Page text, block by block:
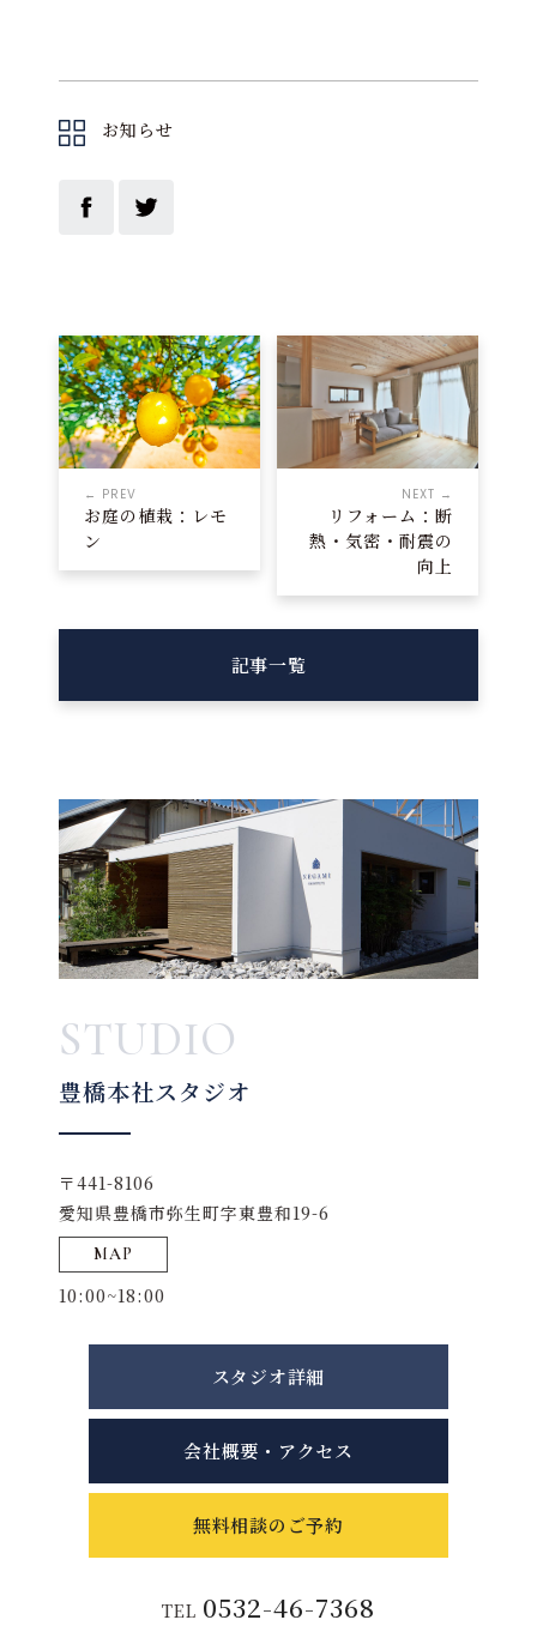
お知らせ
← PREV
お庭の植栽：レモ
ン
NEXT →
リフォーム：断
熱・気密・耐震の
向上
記事一覧
STUDIO
豊橋本社スタジオ
〒441-8106
愛知県豊橋市弥生町字東豊和19-6
MAP
10:00~18:00
スタジオ詳細
会社概要・アクセス
無料相談のご予約
TEL 0532-46-7368